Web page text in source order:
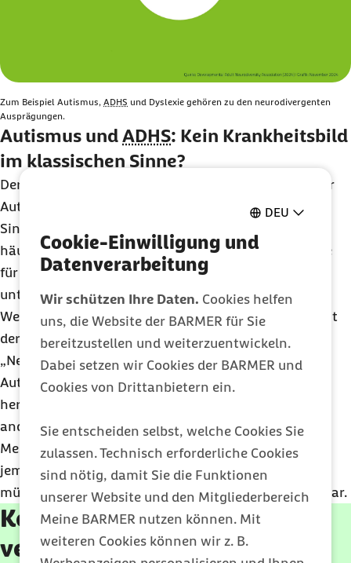
DEU
Cookie-Einwilligung und
Datenverarbeitung
Wir schützen Ihre Daten. Cookies helfen
uns, die Website der BARMER für Sie
bereitzustellen und weiterzuentwickeln.
Dabei setzen wir Cookies der BARMER und
Cookies von Drittanbietern ein.
Sie entscheiden selbst, welche Cookies Sie
zulassen. Technisch erforderliche Cookies
sind nötig, damit Sie die Funktionen
unserer Website und den Mitgliederbereich
Meine BARMER nutzen können. Mit
weiteren Cookies können wir z. B.
Zum Beispiel Autismus, ADHS und Dyslexie gehören zu den neurodivergenten
Ausprägungen.
Autismus undADHS: Kein Krankheitsbild
im klassischen Sinne?
Der Ursprung des Neurodiversitätsbegriffs liegt in der
Autismusbewegung, wo unter anderen auch Judy
Singer zu verorten ist. Autismus und
häufig als Störungen wahrgenommen. Dabei sind sie
für viele Forschende und Betroffene schlicht
unterschiedliche Arten zu denken, zu fühlen und die
Welt zu erleben und nur deshalb anders, weil sie nicht
der Norm entsprechen. Es ist nicht leicht, sich als
„Neurotypischer“ vorzustellen, wie ein Mensch mit
Autismus oder ADHSdie Welt erlebt – und anders
herum. Von außen sehen wir immer nur, wie sich die
anderen verhalten. Aber wie etwa Eindrücke auf
Menschen mit ADHSungefiltert einprasseln oder
jemand mit Autismus die Mimik des Gegenübers erst
mühsam entschlüsseln muss, ist für andere unsichtbar.
Kostenfreies E-Book: AD(H)S
verstehen und den Alltag